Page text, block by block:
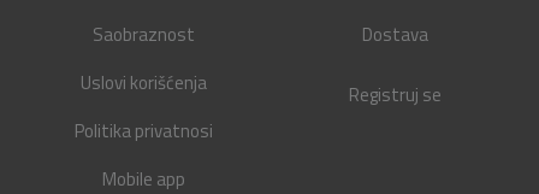
Saobraznost
Uslovi korišćenja
Politika privatnosi
Mobile app
Dostava
Registruj se